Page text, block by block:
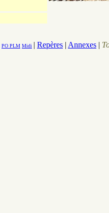
PO PLM Midi | Repères | Annexes |